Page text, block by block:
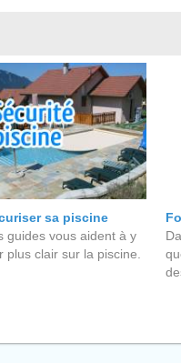
sa piscine
guides vous aident à y
plus clair sur la piscine.